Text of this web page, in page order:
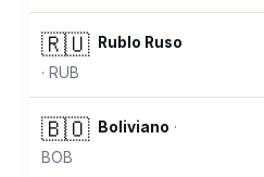
🇷🇺
Rublo Ruso
· RUB
🇧🇴 Boliviano ·
BOB